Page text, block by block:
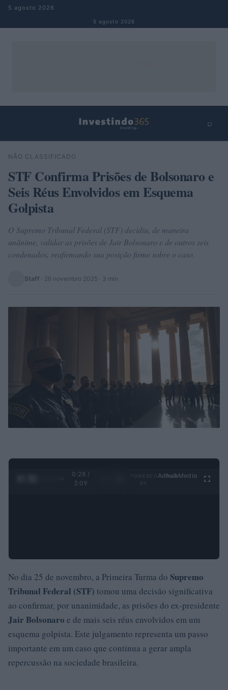
Pular para o conteúdo
5 agosto 2026
5 agosto 2026
⌕
Buscar
NÃO CLASSIFICADO
STF Confirma Prisões de Bolsonaro e
Seis Réus Envolvidos em Esquema
Golpista
O Supremo Tribunal Federal (STF) decidiu, de maneira
unânime, validar as prisões de Jair Bolsonaro e de outros seis
condenados, reafirmando sua posição firme sobre o caso.
Staff · 26 novembro 2025 · 3 min
0:29 /
3:09
Ad hubMedia
No dia 25 de novembro, a Primeira Turma do Supremo
Tribunal Federal (STF) tomou uma decisão significativa
ao confirmar, por unanimidade, as prisões do ex-presidente
Jair Bolsonaro e de mais seis réus envolvidos em um
esquema golpista. Este julgamento representa um passo
importante em um caso que continua a gerar ampla
repercussão na sociedade brasileira.